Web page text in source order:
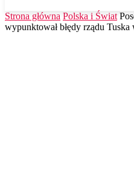
Strona główna Polska i Świat
wypunktował błędy rządu